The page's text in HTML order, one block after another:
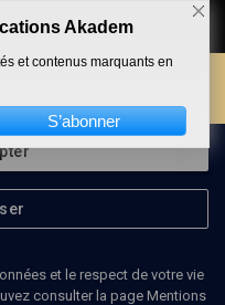
Faire un don
Découvrez les
et le respect de votre vie
consulter la page Mentions
Akadem
et contenus marquants en
S’abonner